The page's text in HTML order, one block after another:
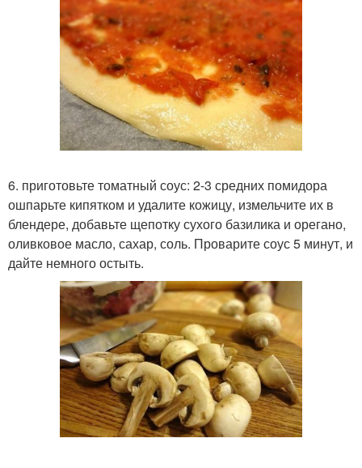
6. приготовьте томатный соус: 2-3 средних помидора
ошпарьте кипятком и удалите кожицу, измельчите их в
блендере, добавьте щепотку сухого базилика и орегано,
оливковое масло, сахар, соль. Проварите соус 5 минут, и
дайте немного остыть.